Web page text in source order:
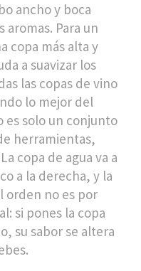
ancho y boca
Para un
copa más alta y
a suavizar los
las copas de vino
lo mejor del
es solo un conjunto
herramientas,
copa de agua va a
a la derecha, y la
orden no es por
si pones la copa
su sabor se altera